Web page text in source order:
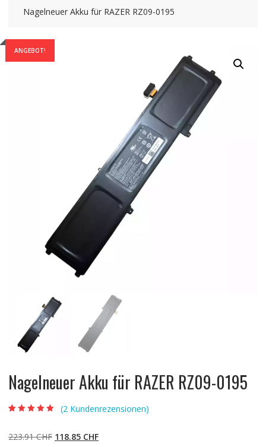
Nagelneuer Akku für RAZER RZ09-0195
ANGEBOT!
Nagelneuer Akku für RAZER RZ09-0195
basierend auf
Kundenbewertun
(2 Kundenrezensionen)
223.91CHF Ursprünglicher
118.85 CHFAktueller